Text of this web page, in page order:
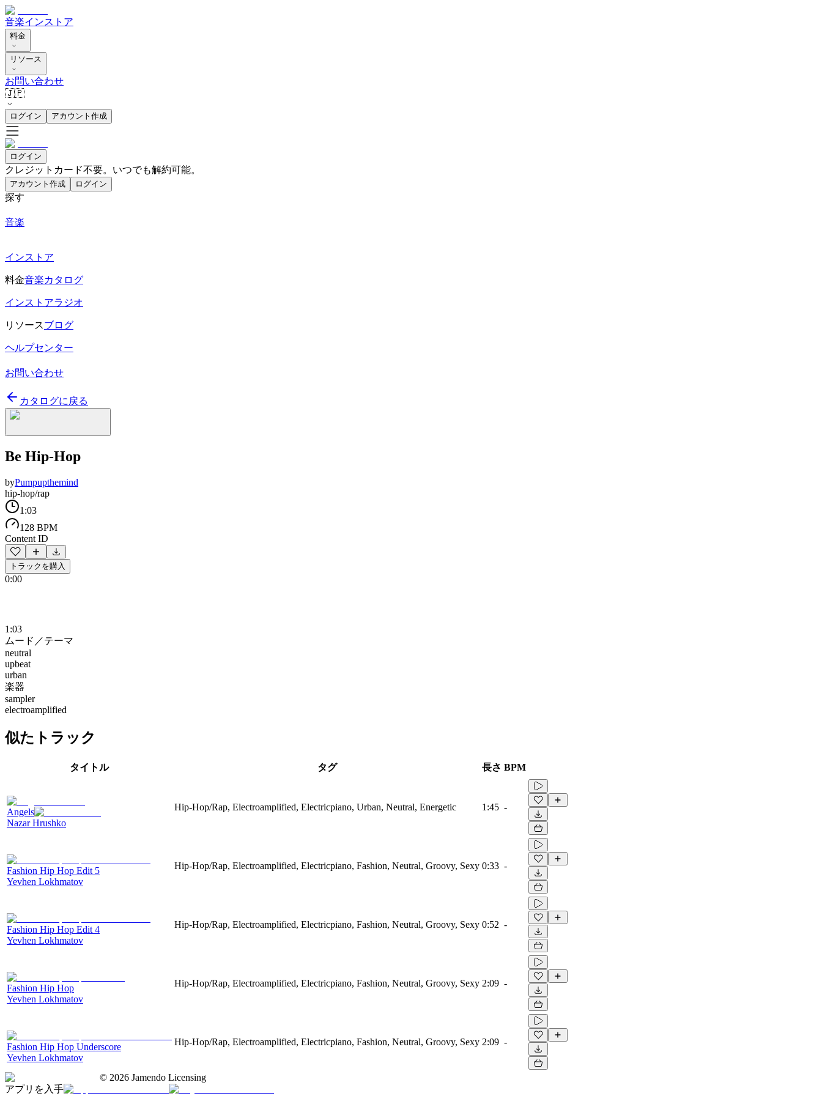
音楽インストア
料金
リソース
お問い合わせ
🇯🇵
ログイン アカウント作成
ログイン
クレジットカード不要。いつでも解約可能。
アカウント作成 ログイン
探す
音楽
インストア
料金音楽カタログ
インストアラジオ
リソースブログ
ヘルプセンター
お問い合わせ
カタログに戻る
Be Hip-Hop
byPumpupthemind
hip-hop/rap
1:03
128 BPM
Content ID
トラックを購入
0:00
1:03
ムード／テーマ
neutral
upbeat
urban
楽器
sampler
electroamplified
似たトラック
タイトル タグ 長さ BPM
Angels
Nazar Hrushko
Hip-Hop/Rap, Electroamplified, Electricpiano, Urban, Neutral, Energetic 1:45 -
Fashion Hip Hop Edit 5
Yevhen Lokhmatov
Hip-Hop/Rap, Electroamplified, Electricpiano, Fashion, Neutral, Groovy, Sexy 0:33 -
Fashion Hip Hop Edit 4
Yevhen Lokhmatov
Hip-Hop/Rap, Electroamplified, Electricpiano, Fashion, Neutral, Groovy, Sexy 0:52 -
Fashion Hip Hop
Yevhen Lokhmatov
Hip-Hop/Rap, Electroamplified, Electricpiano, Fashion, Neutral, Groovy, Sexy 2:09 -
Fashion Hip Hop Underscore
Yevhen Lokhmatov
Hip-Hop/Rap, Electroamplified, Electricpiano, Fashion, Neutral, Groovy, Sexy 2:09 -
© 2026 Jamendo Licensing
アプリを入手